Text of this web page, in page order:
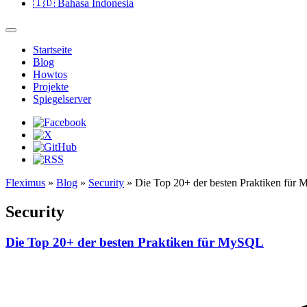
🇮🇩 Bahasa Indonesia
Startseite
Blog
Howtos
Projekte
Spiegelserver
Fleximus » Blog » Security » Die Top 20+ der besten Praktiken für
Security
Die Top 20+ der besten Praktiken für MySQL